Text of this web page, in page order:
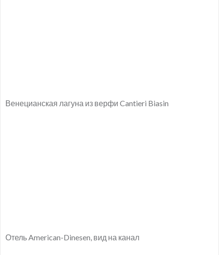
Венецианская лагуна из верфи Cantieri Biasin
Отель American-Dinesen, вид на канал